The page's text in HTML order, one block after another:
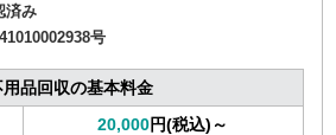
済み
号
用品回収の基本料金
20,000円(税込)～